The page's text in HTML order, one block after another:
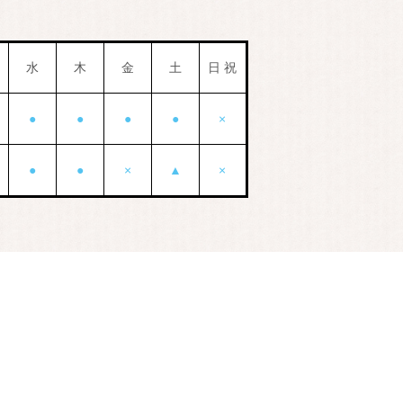
水 木 金 土 日 祝
● ● ● ● ×
● ● × ▲ ×